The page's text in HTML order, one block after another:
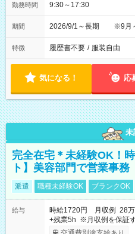
勤務時間 9:30～17:30
期間 2026/9/1～長期 ※9月
特徴 履歴書不要 / 服装自由
気になる！ 応
未
完全在宅＊未経験OK！
ト】美容部門で営業事務
派遣 職種未経験OK ブランクOK
給与
時給1720円 月収例 28万
+残業5h ※月収例を保証
取りサービス利用可（利用